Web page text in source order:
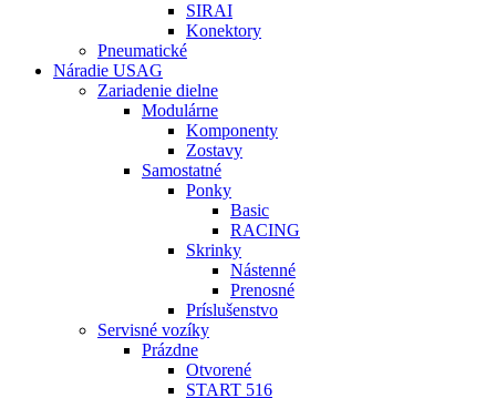
SIRAI
Konektory
Pneumatické
Náradie USAG
Zariadenie dielne
Modulárne
Komponenty
Zostavy
Samostatné
Ponky
Basic
RACING
Skrinky
Nástenné
Prenosné
Príslušenstvo
Servisné vozíky
Prázdne
Otvorené
START 516